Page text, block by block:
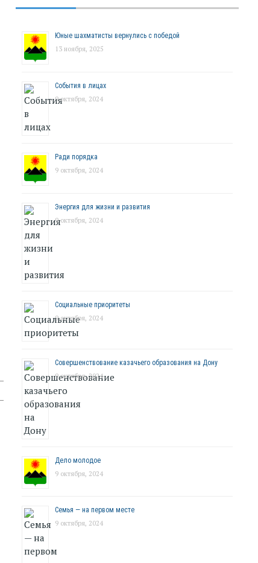
Юные шахматисты вернулись с победой
13 ноября, 2025
События в лицах
9 октября, 2024
Ради порядка
9 октября, 2024
Энергия для жизни и развития
9 октября, 2024
Социальные приоритеты
9 октября, 2024
Совершенствование казачьего образования на Дону
9 октября, 2024
Дело молодое
9 октября, 2024
Семья — на первом месте
9 октября, 2024